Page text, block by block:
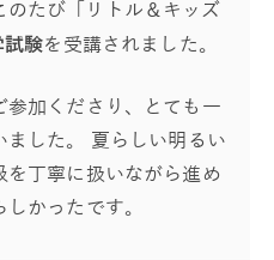
のたび「リトル＆キッズ
験を受講されました。
加くださり、とても一
した。 夏らしい明るい
丁寧に扱いながら進め
かったです。